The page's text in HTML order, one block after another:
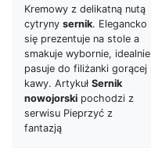
Kremowy z delikatną nutą
cytryny sernik. Elegancko
się prezentuje na stole a
smakuje wybornie, idealnie
pasuje do filiżanki gorącej
kawy. Artykuł Sernik
nowojorski pochodzi z
serwisu Pieprzyć z
fantazją